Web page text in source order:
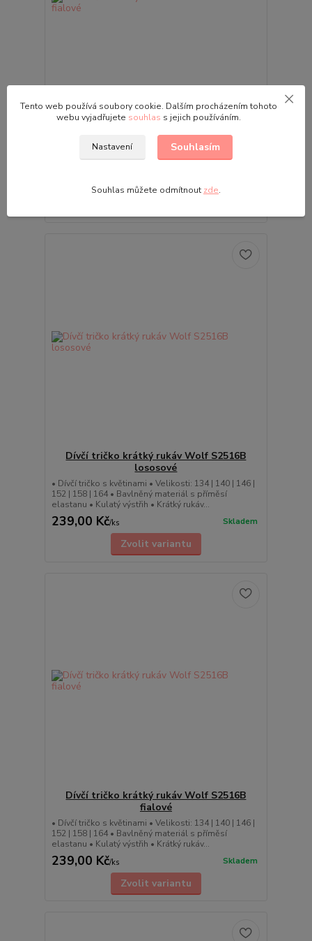
Dívčí tričko krátký rukáv Wolf S2515B
• Dívčí tričko s květinami • Velikosti: 98 | 104 | 110 |
Dívčí tričko krátký rukáv Wolf S2516B
lososové
• Dívčí tričko s květinami • Velikosti: 134 | 140 | 146 |
152 | 158 | 164 • Bavlněný materiál s příměsí
elastanu • Kulatý výstřih • Krátký rukáv...
239,00 Kč/ks Skladem
Zvolit variantu
Dívčí tričko krátký rukáv Wolf S2516B
fialové
• Dívčí tričko s květinami • Velikosti: 134 | 140 | 146 |
152 | 158 | 164 • Bavlněný materiál s příměsí
elastanu • Kulatý výstřih • Krátký rukáv...
239,00 Kč/ks Skladem
Zvolit variantu
Tento web používá soubory cookie. Dalším procházením tohoto
webu vyjadřujete souhlas s jejich používáním.
Nastavení Souhlasím
Souhlas můžete odmítnout zde.